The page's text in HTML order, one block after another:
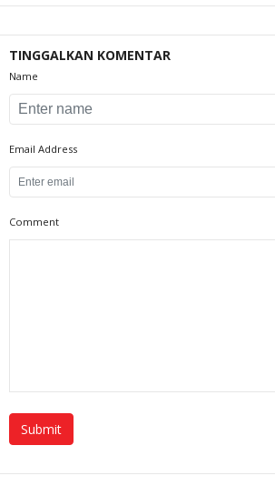
TINGGALKAN KOMENTAR
Name
Email Address
Comment